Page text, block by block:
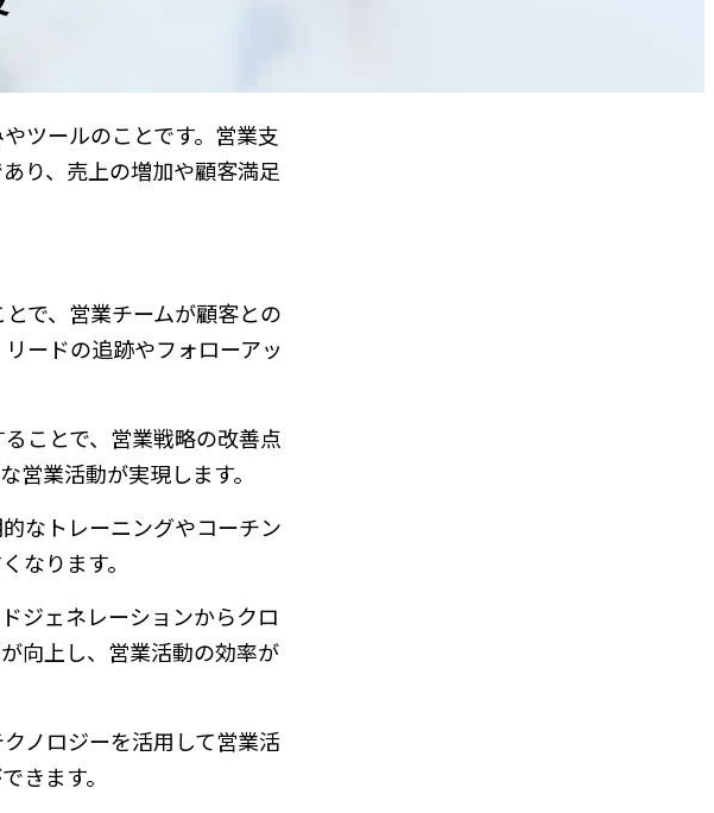
ツールのことです。営業支
り、売上の増加や顧客満足
で、営業チームが顧客との
ードの追跡やフォローアッ
ことで、営業戦略の改善点
営業活動が実現します。
なトレーニングやコーチン
なります。
ジェネレーションからクロ
向上し、営業活動の効率が
ノロジーを活用して営業活
きます。